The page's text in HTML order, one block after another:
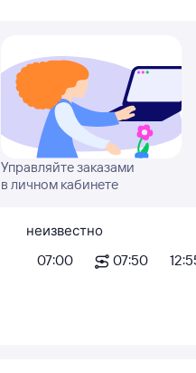
Управляйте заказами
в личном кабинете
неизвестно
07:00
07:50